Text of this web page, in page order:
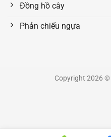
Đồng hồ cây
Phản chiếu ngựa
Copyright 2026 ©